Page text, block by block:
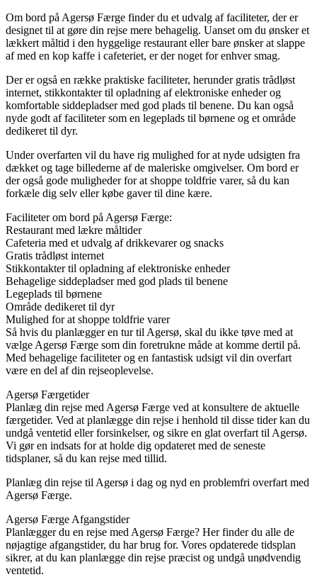
Om bord på Agersø Færge finder du et udvalg af faciliteter, der er
designet til at gøre din rejse mere behagelig. Uanset om du ønsker et
lækkert måltid i den hyggelige restaurant eller bare ønsker at slappe
af med en kop kaffe i cafeteriet, er der noget for enhver smag.
Der er også en række praktiske faciliteter, herunder gratis trådløst
internet, stikkontakter til opladning af elektroniske enheder og
komfortable siddepladser med god plads til benene. Du kan også
nyde godt af faciliteter som en legeplads til børnene og et område
dedikeret til dyr.
Under overfarten vil du have rig mulighed for at nyde udsigten fra
dækket og tage billederne af de maleriske omgivelser. Om bord er
der også gode muligheder for at shoppe toldfrie varer, så du kan
forkæle dig selv eller købe gaver til dine kære.
Faciliteter om bord på Agersø Færge:
Restaurant med lækre måltider
Cafeteria med et udvalg af drikkevarer og snacks
Gratis trådløst internet
Stikkontakter til opladning af elektroniske enheder
Behagelige siddepladser med god plads til benene
Legeplads til børnene
Område dedikeret til dyr
Mulighed for at shoppe toldfrie varer
Så hvis du planlægger en tur til Agersø, skal du ikke tøve med at
vælge Agersø Færge som din foretrukne måde at komme dertil på.
Med behagelige faciliteter og en fantastisk udsigt vil din overfart
være en del af din rejseoplevelse.
Agersø Færgetider
Planlæg din rejse med Agersø Færge ved at konsultere de aktuelle
færgetider. Ved at planlægge din rejse i henhold til disse tider kan du
undgå ventetid eller forsinkelser, og sikre en glat overfart til Agersø.
Vi gør en indsats for at holde dig opdateret med de seneste
tidsplaner, så du kan rejse med tillid.
Planlæg din rejse til Agersø i dag og nyd en problemfri overfart med
Agersø Færge.
Agersø Færge Afgangstider
Planlægger du en rejse med Agersø Færge? Her finder du alle de
nøjagtige afgangstider, du har brug for. Vores opdaterede tidsplan
sikrer, at du kan planlægge din rejse præcist og undgå unødvendig
ventetid.